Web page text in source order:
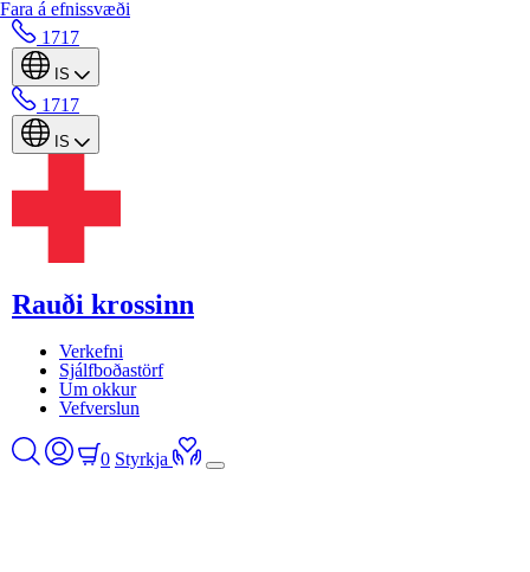
Fara á efnissvæði
1717
IS
1717
IS
Rauði krossinn
Verkefni
Sjálfboðastörf
Um okkur
Vefverslun
0 Styrkja